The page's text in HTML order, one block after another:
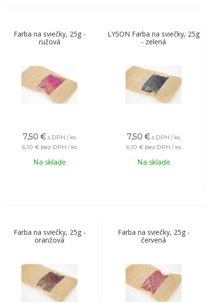
Farba na sviečky, 25g -
ružová
7,50 € s DPH / ks
6,10 € bez DPH / ks
Na sklade
LYSON Farba na sviečky, 25g
- zelená
7,50 € s DPH / ks
6,10 € bez DPH / ks
Na sklade
Farba na sviečky, 25g -
oranžová
Farba na sviečky, 25g -
červená